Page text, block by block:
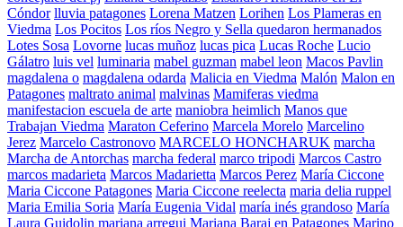
Cóndor lluvia patagones Lorena Matzen Lorihen Los Plameras en
Viedma Los Pocitos Los ríos Negro y Sella quedaron hermanados
Lotes Sosa Lovorne lucas muñoz lucas pica Lucas Roche Lucio
Gálatro luis vel luminaria mabel guzman mabel leon Macos Pavlin
magdalena o magdalena odarda Malicia en Viedma Malón Malon en
Patagones maltrato animal malvinas Mamiferas viedma
manifestacion escuela de arte maniobra heimlich Manos que
Trabajan Viedma Maraton Ceferino Marcela Morelo Marcelino
Jerez Marcelo Castronovo MARCELO HONCHARUK marcha
Marcha de Antorchas marcha federal marco tripodi Marcos Castro
marcos madarieta Marcos Madarietta Marcos Perez María Ciccone
Maria Ciccone Patagones Maria Ciccone reelecta maria delia ruppel
Maria Emilia Soria María Eugenia Vidal maría inés grandoso María
Laura Guidolin mariana arregui Mariana Baraj en Patagones Marino